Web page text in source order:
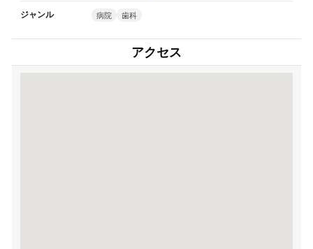
ジャンル 病院 歯科
アクセス